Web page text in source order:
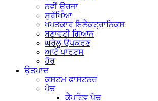
ਨਵੀਂ ਊਰਜਾ
ਸੁਰੱਖਿਆ
ਖਪਤਕਾਰ ਇਲੈਕਟ੍ਰਾਨਿਕਸ
ਬਣਾਵਟੀ ਗਿਆਨ
ਘਰੇਲੂ ਉਪਕਰਣ
ਆਟੋ ਪਾਰਟਸ
ਹੋਰ
ਉਤਪਾਦ
ਕਸਟਮ ਫਾਸਟਨਰ
ਪੇਚ
ਕੈਪਟਿਵ ਪੇਚ